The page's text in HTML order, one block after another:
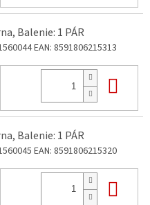
Balenie: 1 PÁR
EAN: 8591806215313
Balenie: 1 PÁR
EAN: 8591806215320